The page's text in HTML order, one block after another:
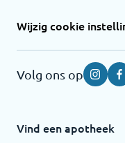
Wijzig cookie
Volg ons op
Vind een apotheek